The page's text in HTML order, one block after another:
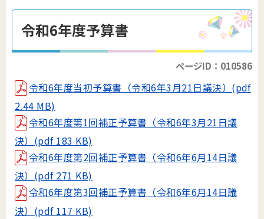
令和6年度予算書
ページID：010586
令和6年度当初予算書（令和6年3月21日議決）(pdf
2.44 MB)
令和6年度第1回補正予算書（令和6年3月21日議
決）(pdf 183 KB)
令和6年度第2回補正予算書（令和6年6月14日議
決）(pdf 271 KB)
令和6年度第3回補正予算書（令和6年6月14日議
決）(pdf 117 KB)